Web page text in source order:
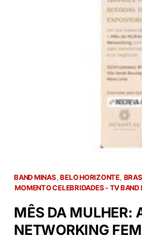
BAND MINAS BELO HORIZONTE
MOMENTO CELEBRIDADES - TV BAND
MÊS DA MULHER:
NETWORKING